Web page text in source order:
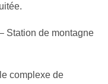
Station de montagne
complexe de